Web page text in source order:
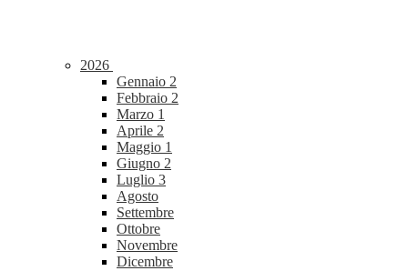
2026
Gennaio 2
Febbraio 2
Marzo 1
Aprile 2
Maggio 1
Giugno 2
Luglio 3
Agosto
Settembre
Ottobre
Novembre
Dicembre